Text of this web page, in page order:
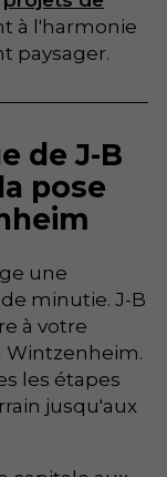
à l'harmonie
paysager.
de J-B
pose
une
minutie. J-B
à votre
Wintzenheim.
les étapes
jusqu'aux